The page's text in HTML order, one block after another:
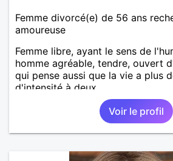
Femme divorcé(e) de 56 ans
amoureuse
Femme libre, ayant le sens de
homme agréable, tendre, ouvert
qui pense aussi que la vie a plus
d'intensité à deux.
Voir le profil